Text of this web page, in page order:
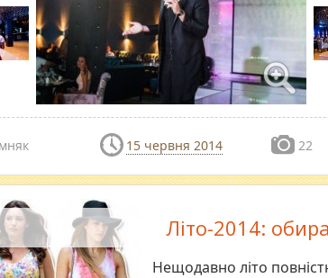
15 червня 2014 22
Літо-2014:
Нещодавно літо